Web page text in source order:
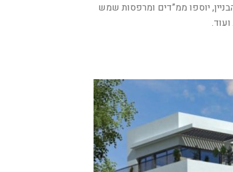
יוספו ממ”דים ומרפסות שמש